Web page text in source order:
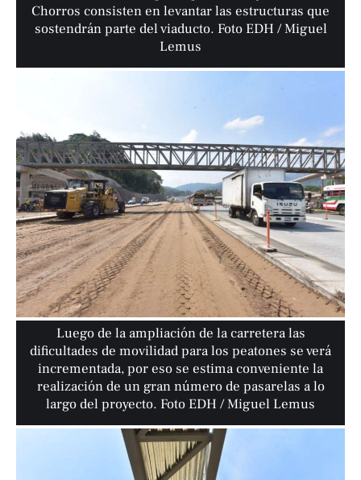
Chorros consisten en levantar las estructuras que
sostendrán parte del viaducto. Foto EDH / Miguel
Lemus
Luego de la ampliación de la carretera las
dificultades de movilidad para los peatones se verá
incrementada, por eso se estima conveniente la
realización de un gran número de pasarelas a lo
largo del proyecto. Foto EDH / Miguel Lemus